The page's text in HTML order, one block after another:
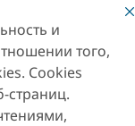
и
того,
Cookies
страниц.